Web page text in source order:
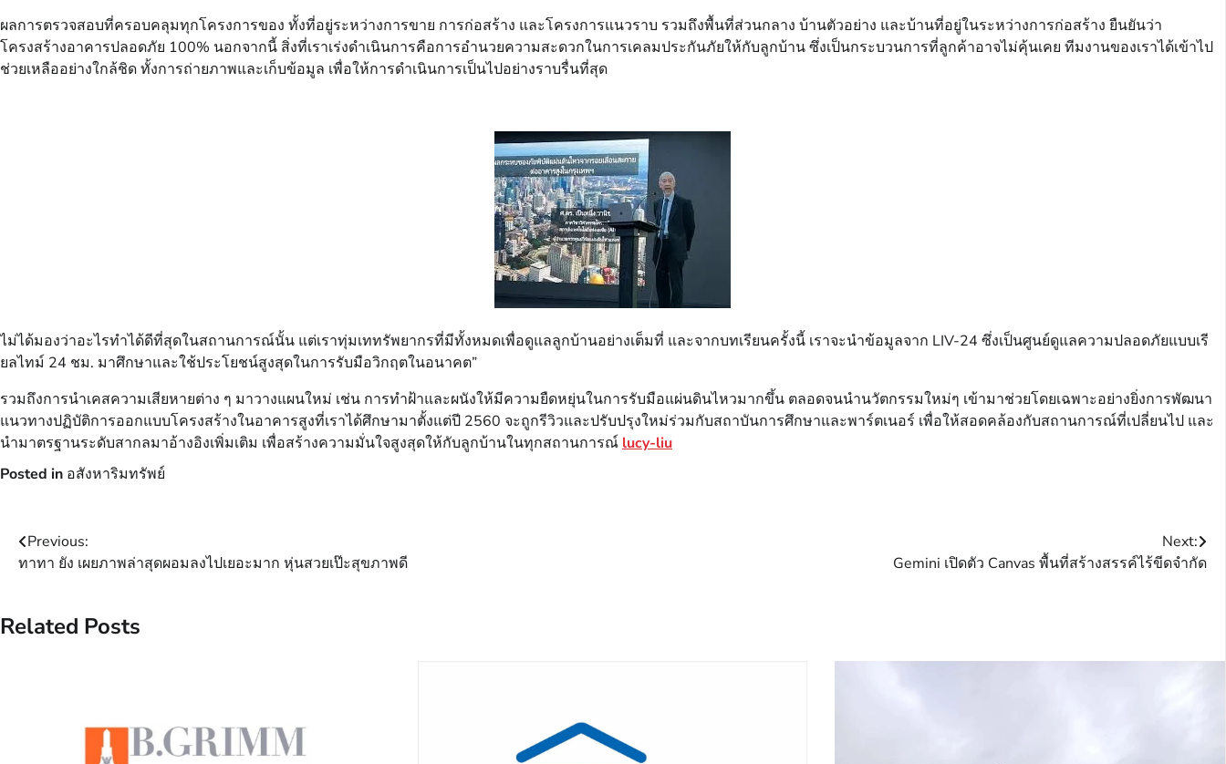
ผลการตรวจสอบที่ครอบคลุมทุกโครงการของ ทั้งที่อยู่ระหว่างการขาย การก่อสร้าง และโครงการแนวราบ รวมถึงพื้นที่ส่วนกลาง บ้านตัวอย่าง และบ้านที่อยู่ในระหว่างการก่อสร้าง ยืนยันว่า
โครงสร้างอาคารปลอดภัย 100% นอกจากนี้ สิ่งที่เราเร่งดำเนินการคือการอำนวยความสะดวกในการเคลมประกันภัยให้กับลูกบ้าน ซึ่งเป็นกระบวนการที่ลูกค้าอาจไม่คุ้นเคย ทีมงานของเราได้เข้าไป
ช่วยเหลืออย่างใกล้ชิด ทั้งการถ่ายภาพและเก็บข้อมูล เพื่อให้การดำเนินการเป็นไปอย่างราบรื่นที่สุด
ไม่ได้มองว่าอะไรทำได้ดีที่สุดในสถานการณ์นั้น แต่เราทุ่มเททรัพยากรที่มีทั้งหมดเพื่อดูแลลูกบ้านอย่างเต็มที่ และจากบทเรียนครั้งนี้ เราจะนำข้อมูลจาก LIV-24 ซึ่งเป็นศูนย์ดูแลความปลอดภัยแบบเรี
ยลไทม์ 24 ชม. มาศึกษาและใช้ประโยชน์สูงสุดในการรับมือวิกฤตในอนาคต”
รวมถึงการนำเคสความเสียหายต่าง ๆ มาวางแผนใหม่ เช่น การทำฝ้าและผนังให้มีความยืดหยุ่นในการรับมือแผ่นดินไหวมากขึ้น ตลอดจนนำนวัตกรรมใหม่ๆ เข้ามาช่วยโดยเฉพาะอย่างยิ่งการพัฒนา
แนวทางปฏิบัติการออกแบบโครงสร้างในอาคารสูงที่เราได้ศึกษามาตั้งแต่ปี 2560 จะถูกรีวิวและปรับปรุงใหม่ร่วมกับสถาบันการศึกษาและพาร์ตเนอร์ เพื่อให้สอดคล้องกับสถานการณ์ที่เปลี่ยนไป และ
นำมาตรฐานระดับสากลมาอ้างอิงเพิ่มเติม เพื่อสร้างความมั่นใจสูงสุดให้กับลูกบ้านในทุกสถานการณ์ lucy-liu
Posted in อสังหาริมทรัพย์
Post
Previous:
ทาทา ยัง เผยภาพล่าสุดผอมลงไปเยอะมาก หุ่นสวยเป๊ะสุขภาพดี
Next:
Gemini เปิดตัว Canvas พื้นที่สร้างสรรค์ไร้ขีดจำกัด
Related Posts